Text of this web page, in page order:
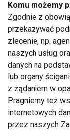
Niezbędne
mięśni.
warto
kwasy
Komu możemy
Zgodnie z
przekazywać
zlecenie, np.
naszych usług
danych na
lub organy
z żądaniem w
Pragniemy też
internetowych
przez naszych